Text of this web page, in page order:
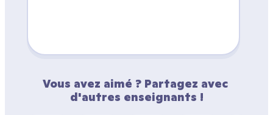
Vous avez aimé ? Partagez avec
d'autres enseignants !